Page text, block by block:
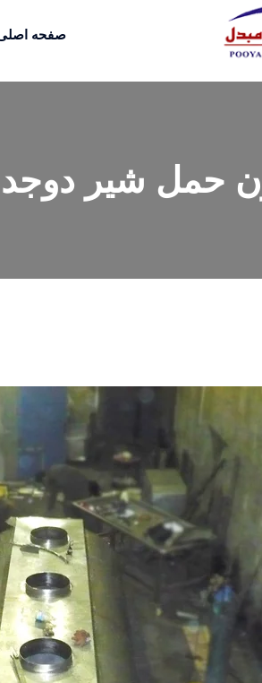
صفحه
شیر دوجداره 5000